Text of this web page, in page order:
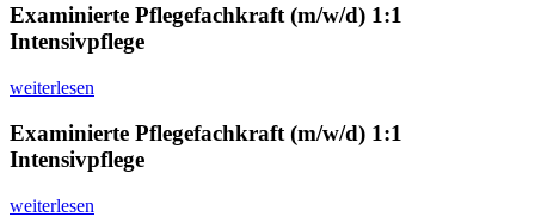
Examinierte Pflegefachkraft (m/w/d) 1:1
Intensivpflege
weiterlesen
Examinierte Pflegefachkraft (m/w/d) 1:1
Intensivpflege
weiterlesen